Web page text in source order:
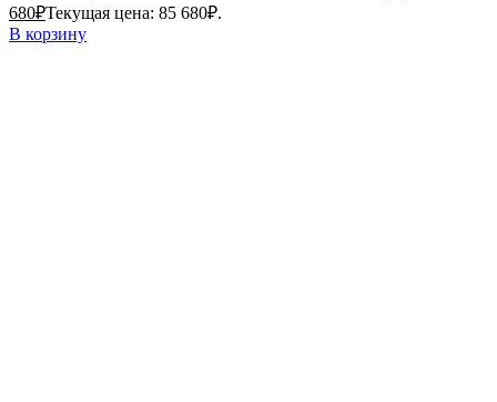
680₽Текущая цена: 85 680₽.
В корзину